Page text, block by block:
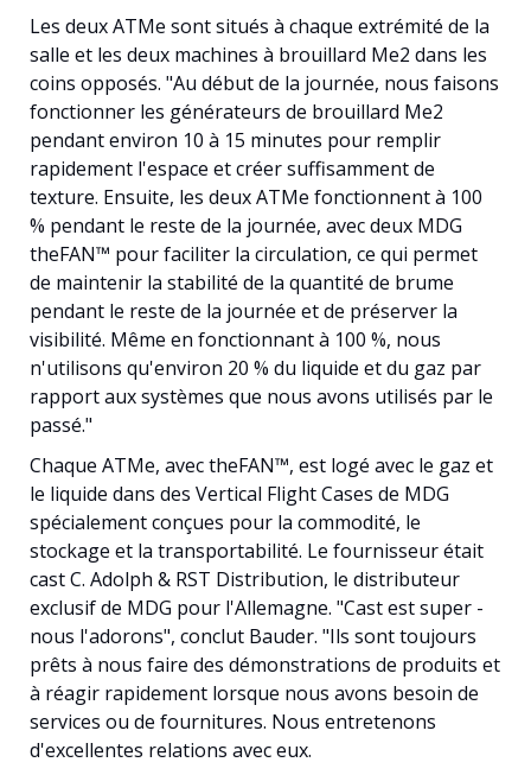
Les deux ATMe sont situés à chaque extrémité de la
salle et les deux machines à brouillard Me2 dans les
coins opposés. "Au début de la journée, nous faisons
fonctionner les générateurs de brouillard Me2
pendant environ 10 à 15 minutes pour remplir
rapidement l'espace et créer suffisamment de
texture. Ensuite, les deux ATMe fonctionnent à 100
% pendant le reste de la journée, avec deux MDG
theFAN™ pour faciliter la circulation, ce qui permet
de maintenir la stabilité de la quantité de brume
pendant le reste de la journée et de préserver la
visibilité. Même en fonctionnant à 100 %, nous
n'utilisons qu'environ 20 % du liquide et du gaz par
rapport aux systèmes que nous avons utilisés par le
passé."
Chaque ATMe, avec theFAN™, est logé avec le gaz et
le liquide dans des Vertical Flight Cases de MDG
spécialement conçues pour la commodité, le
stockage et la transportabilité. Le fournisseur était
cast C. Adolph & RST Distribution, le distributeur
exclusif de MDG pour l'Allemagne. "Cast est super -
nous l'adorons", conclut Bauder. "Ils sont toujours
prêts à nous faire des démonstrations de produits et
à réagir rapidement lorsque nous avons besoin de
services ou de fournitures. Nous entretenons
d'excellentes relations avec eux.